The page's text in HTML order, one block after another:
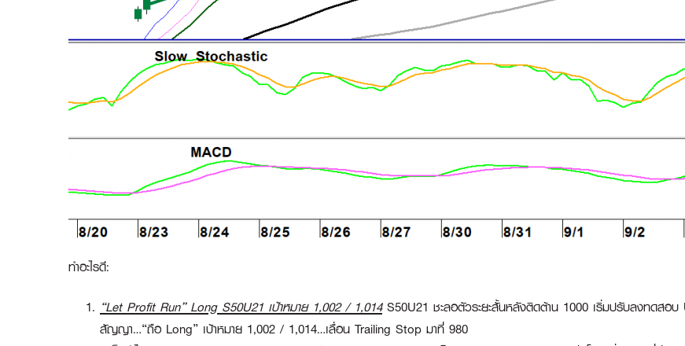
ทำอะไรดี:
“Let Profit Run” Long S50U21 เป้าหมาย 1,002 / 1,014S50U21 ชะลอตัวระยะสั้นหลังติดต้าน 1000 เริ่มปรับลงทดสอ
สัญญา…“ถือ Long” เป้าหมาย 1,002 / 1,014…เลื่อน Trailing Stop มาที่ 980